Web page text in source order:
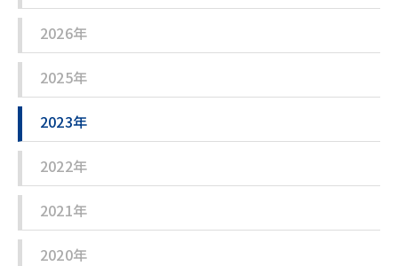
2026年
2025年
2023年
2022年
2021年
2020年